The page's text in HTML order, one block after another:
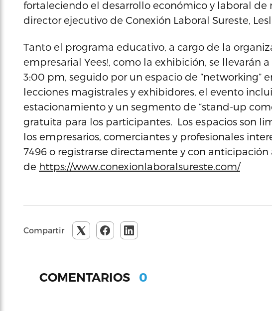
fortaleciendo el desarrollo económico y laboral de
director ejecutivo de Conexión Laboral Sureste,
Tanto el programa educativo, a cargo de la
empresarial Yees!, como la exhibición, se llevarán
3:00 pm, seguido por un espacio de “networking”
lecciones magistrales y exhibidores, el evento
estacionamiento y un segmento de “stand-up
gratuita para los participantes. Los espacios son
los empresarios, comerciantes y profesionales
7496 o registrarse directamente y con anticipación
de https://www.conexionlaboralsureste.com/
Compartir
COMENTARIOS 0